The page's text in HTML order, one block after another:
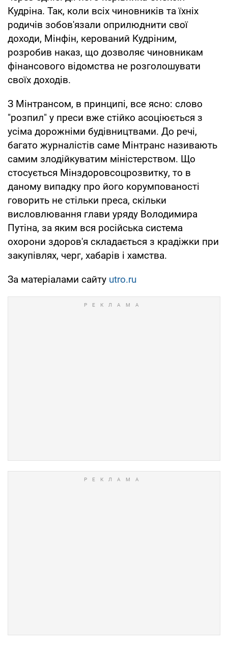
Кудріна. Так, коли всіх чиновників та їхніх
родичів зобов'язали оприлюднити свої
доходи, Мінфін, керований Кудріним,
розробив наказ, що дозволяє чиновникам
фінансового відомства не розголошувати
своїх доходів.
З Мінтрансом, в принципі, все ясно: слово
"розпил" у преси вже стійко асоціюється з
усіма дорожніми будівництвами. До речі,
багато журналістів саме Мінтранс називають
самим злодійкуватим міністерством. Що
стосується Мінздоровсоцрозвитку, то в
даному випадку про його корумпованості
говорить не стільки преса, скільки
висловлювання глави уряду Володимира
Путіна, за яким вся російська система
охорони здоров'я складається з крадіжки при
закупівлях, черг, хабарів і хамства.
За матеріалами сайту utro.ru